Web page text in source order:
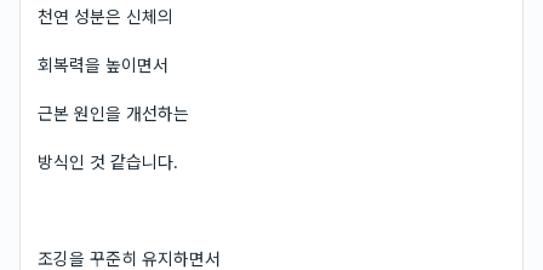
천연 성분은 신체의
회복력을 높이면서
근본 원인을 개선하는
방식인 것 같습니다.
조깅을 꾸준히 유지하면서